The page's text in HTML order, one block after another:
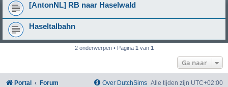
[AntonNL] RB naar Haselwald
Haseltalbahn
2 onderwerpen • Pagina 1 van 1
Ga naar
Portal Forum Alle tijden zijn UTC+02:00
Over DutchSims